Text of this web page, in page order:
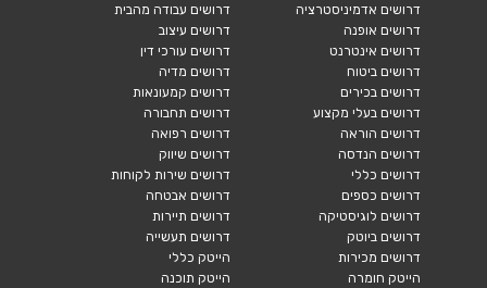
דרושים אדמיניסטרציה
דרושים אופנה
דרושים אינטרנט
דרושים ביטוח
דרושים בכירים
דרושים בעלי מקצוע
דרושים הוראה
דרושים הנדסה
דרושים כללי
דרושים כספים
דרושים לוגיסטיקה
דרושים ביוטק
דרושים מכירות
הייטק חומרה
דרושים עבודה מהבית
דרושים עיצוב
דרושים עורכי דין
דרושים מדיה
דרושים קמעונאות
דרושים תחבורה
דרושים רפואה
דרושים שיווק
דרושים שירות לקוחות
דרושים אבטחה
דרושים תיירות
דרושים תעשייה
הייטק כללי
הייטק תוכנה